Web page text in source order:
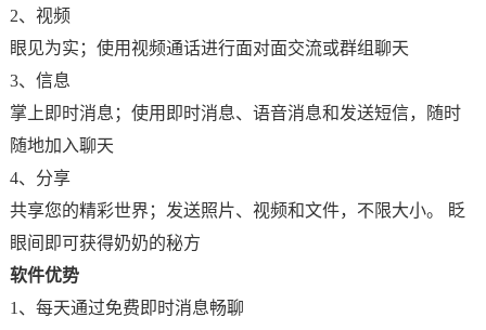
2、视频
眼见为实；使用视频通话进行面对面交流或群组聊天
3、信息
掌上即时消息；使用即时消息、语音消息和发送短信，随时
随地加入聊天
4、分享
共享您的精彩世界；发送照片、视频和文件，不限大小。 眨
眼间即可获得奶奶的秘方
软件优势
1、每天通过免费即时消息畅聊